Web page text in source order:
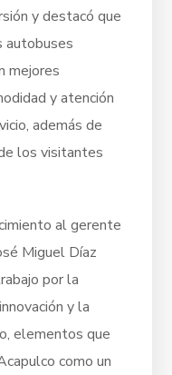
y destacó que
autobuses
mejores
y atención
además de
los visitantes
al gerente
Miguel Díaz
por la
y la
elementos que
como un